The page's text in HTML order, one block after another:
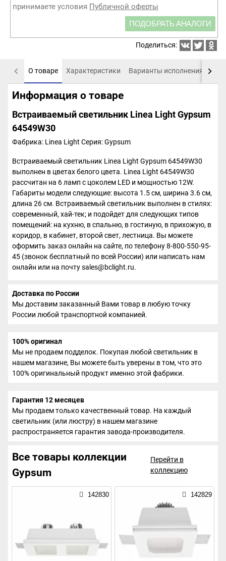
принимаете условия Публичной оферты
ПОДОБРАТЬ АНАЛОГИ
Поделиться:
О товаре Характеристики Варианты исполнения
Информация о товаре
Встраиваемый светильник Linea Light Gypsum
64549W30
Фабрика: Linea Light Серия: Gypsum
Встраиваемый светильник Linea Light Gypsum 64549W30
выполнен в цветах белого цвета. Linea Light 64549W30
рассчитан на 6 ламп с цоколем LED и мощностью 12W.
Габариты модели следующие: высота 1.5 см, ширина 3.6 см,
длина 26 см. Встраиваемый светильник выполнен в стилях:
современный, хай-тек; и подойдет для следующих типов
помещений: на кухню, в спальню, в гостиную, в прихожую, в
коридор, в кабинет, второй свет, лестница. Вы можете
оформить заказ онлайн на сайте, по телефону 8-800-550-95-
45 (звонок бесплатный по всей России) или написать нам
онлайн или на почту sales@bclight.ru.
Доставка по России
Мы доставим заказанный Вами товар в любую точку
России любой транспортной компанией.
100% оригинал
Мы не продаем подделок. Покупая любой светильник в
нашем магазине, Вы можете быть уверены в том, что это
100% оригинальный продукт именно этой фабрики.
Гарантия 12 месяцев
Мы продаем только качественный товар. На каждый
светильник (или люстру) в нашем магазине
распространяется гарантия завода-производителя.
Все товары коллекции
Gypsum
Перейти в
коллекцию
142830 142829